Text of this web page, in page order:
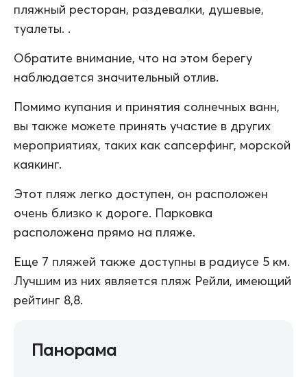
пляжный ресторан, раздевалки, душевые,
туалеты. .
Обратите внимание, что на этом берегу
наблюдается значительный отлив.
Помимо купания и принятия солнечных ванн,
вы также можете принять участие в других
мероприятиях, таких как сапсерфинг, морской
каякинг.
Этот пляж легко доступен, он расположен
очень близко к дороге. Парковка
расположена прямо на пляже.
Еще 7 пляжей также доступны в радиусе 5 км.
Лучшим из них является пляж Рейли, имеющий
рейтинг 8,8.
Панорама